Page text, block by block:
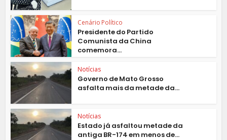
Cenário Político
Presidente do Partido
Comunista da China
comemora...
Notícias
Governo de Mato Grosso
asfalta mais da metade da...
Notícias
Estado já asfaltou metade da
antiga BR-174 em menos de...